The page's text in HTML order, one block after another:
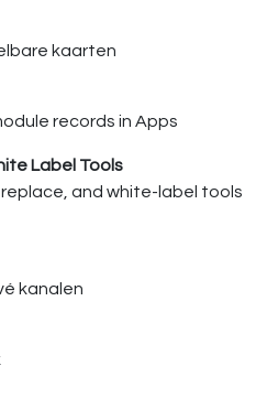
kaarten
records in Apps
Label Tools
and white-label tools
kanalen